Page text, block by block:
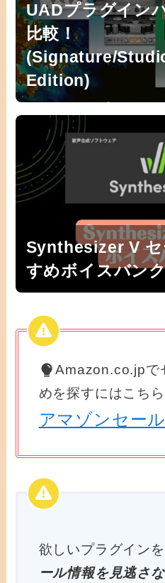
UADプラグイン
比較！
(Signature/
Edition)
Synthesizer V セ
すめボイスバン
Amazon.co.jpで
めを探すにはこちら
アマゾンセー
欲しいプラグイン
ール情報を見逃さ